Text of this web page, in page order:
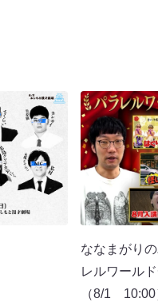
ななまがり
レルワール
（8/1 10:00